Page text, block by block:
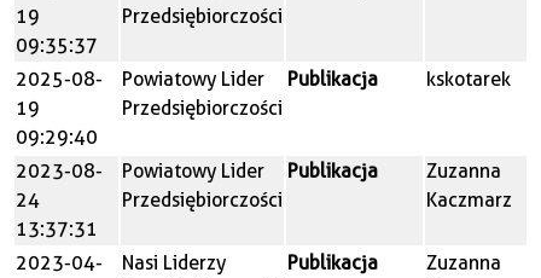
19
09:35:37
Przedsiębiorczości
2025-08-
19
09:29:40
Powiatowy Lider
Przedsiębiorczości
Publikacja kskotarek
2023-08-
24
13:37:31
Powiatowy Lider
Przedsiębiorczości
Publikacja
Zuzanna
Kaczmarz
2023-04-
Nasi Liderzy
Publikacja
Zuzanna